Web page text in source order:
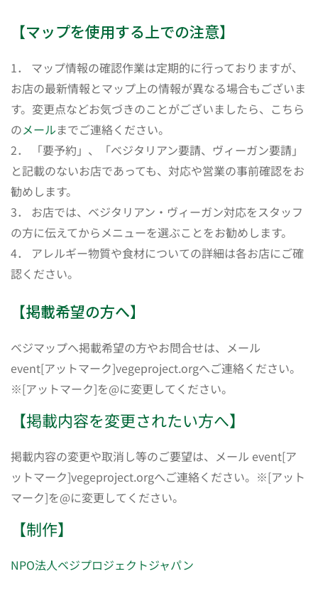
【マップを使用する上での注意】
1． マップ情報の確認作業は定期的に行っておりますが、
お店の最新情報とマップ上の情報が異なる場合もございま
す。変更点などお気づきのことがございましたら、こちら
のメールまでご連絡ください。
2． 「要予約」、「ベジタリアン要請、ヴィーガン要請」
と記載のないお店であっても、対応や営業の事前確認をお
勧めします。
3． お店では、ベジタリアン・ヴィーガン対応をスタッフ
の方に伝えてからメニューを選ぶことをお勧めします。
4． アレルギー物質や食材についての詳細は各お店にご確
認ください。
【掲載希望の方へ】
ベジマップへ掲載希望の方やお問合せは、メール
event[アットマーク]vegeproject.orgへご連絡ください。
※[アットマーク]を@に変更してください。
【掲載内容を変更されたい方へ】
掲載内容の変更や取消し等のご要望は、メール event[ア
ットマーク]vegeproject.orgへご連絡ください。※[アット
マーク]を@に変更してください。
【制作】
NPO法人ベジプロジェクトジャパン